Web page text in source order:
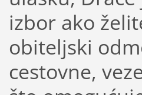
izbor ako
obiteljski
cestovne,